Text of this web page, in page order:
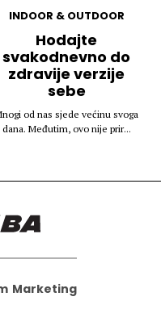
INDOOR & OUTDOOR
Hodajte
svakodnevno do
zdravije verzije
sebe
od nas sjede većinu svoga
dana. Međutim, ovo nije prir...
Marketing